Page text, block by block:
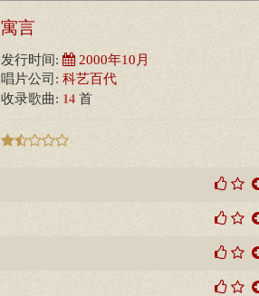
寓言
发行时间: 2000年10月
唱片公司: 科艺百代
收录歌曲: 14 首